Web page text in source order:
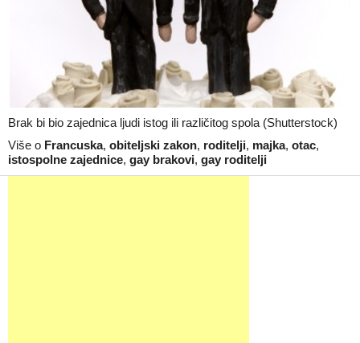
Brak bi bio zajednica ljudi istog ili različitog spola (Shutterstock)
Više o Francuska, obiteljski zakon, roditelji, majka, otac,
istospolne zajednice, gay brakovi, gay roditelji